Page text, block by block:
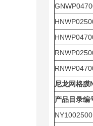
尼龙网格膜
产品目录编
NY1002500